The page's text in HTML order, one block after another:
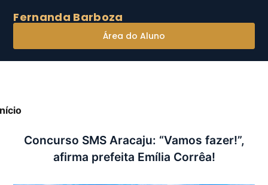
Fernanda Barboza
Área do Aluno
Concurso SMS Aracaju: “Vamos fazer!”,
afirma prefeita Emília Corrêa!